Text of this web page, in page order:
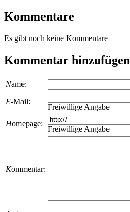
Kommentare
Es gibt noch keine Kommentare
Kommentar hinzufügen
Name:
E-Mail:
Freiwillige Angabe
Homepage:
Freiwillige Angabe
Kommentar: